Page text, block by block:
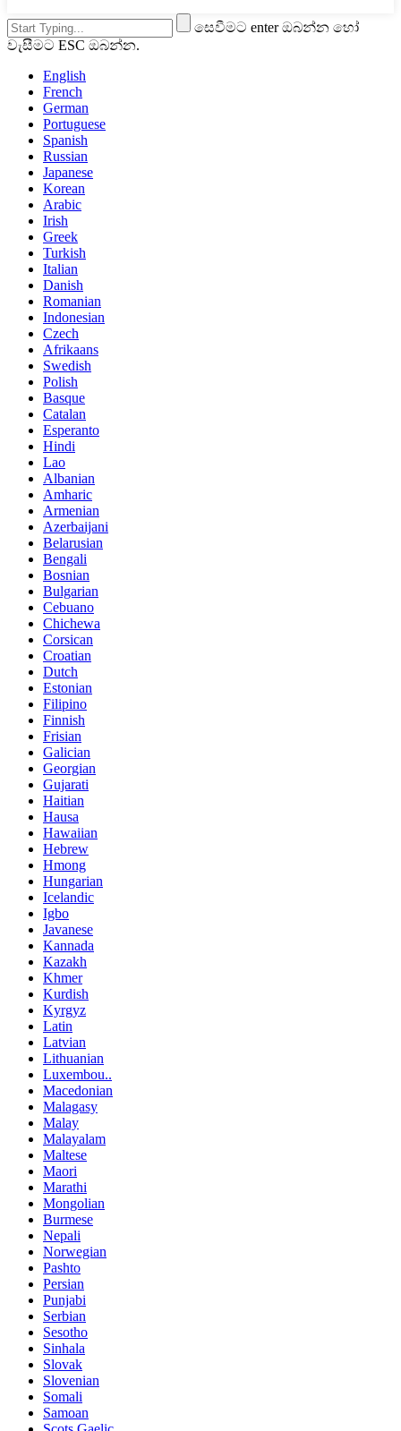
සෙවීමට enter ඔබන්න හෝ
වැසීමට ESC ඔබන්න.
English
French
German
Portuguese
Spanish
Russian
Japanese
Korean
Arabic
Irish
Greek
Turkish
Italian
Danish
Romanian
Indonesian
Czech
Afrikaans
Swedish
Polish
Basque
Catalan
Esperanto
Hindi
Lao
Albanian
Amharic
Armenian
Azerbaijani
Belarusian
Bengali
Bosnian
Bulgarian
Cebuano
Chichewa
Corsican
Croatian
Dutch
Estonian
Filipino
Finnish
Frisian
Galician
Georgian
Gujarati
Haitian
Hausa
Hawaiian
Hebrew
Hmong
Hungarian
Icelandic
Igbo
Javanese
Kannada
Kazakh
Khmer
Kurdish
Kyrgyz
Latin
Latvian
Lithuanian
Luxembou..
Macedonian
Malagasy
Malay
Malayalam
Maltese
Maori
Marathi
Mongolian
Burmese
Nepali
Norwegian
Pashto
Persian
Punjabi
Serbian
Sesotho
Sinhala
Slovak
Slovenian
Somali
Samoan